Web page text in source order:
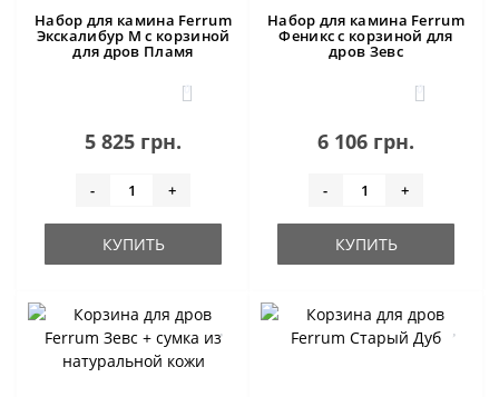
Набор для камина Ferrum
Экскалибур М с корзиной
для дров Пламя
0
5 825 грн.
- +
КУПИТЬ
Набор для камина Ferrum
Феникс с корзиной для
дров Зевс
0
6 106 грн.
- +
КУПИТЬ